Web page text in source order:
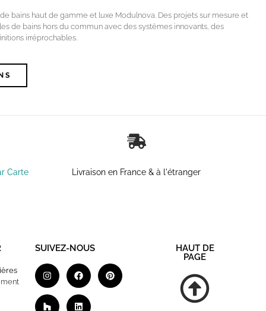
bains haut de gamme et luxe Modulnova. Des projets sur mesure et
de bains hors du commun avec des systèmes innovants, des
irréprochables.
Carte Livraison en France & à l'étranger
SUIVEZ-NOUS
HAUT DE
PAGE